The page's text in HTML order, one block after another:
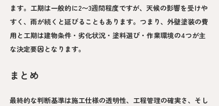
ます。工期は一般的に2〜3週間程度ですが、天候の影響を受けや
すく、雨が続くと延びることもあります。つまり、外壁塗装の費
用と工期は建物条件・劣化状況・塗料選び・作業環境の4つが主
な決定要因となります。
まとめ
最終的な判断基準は施工仕様の透明性、工程管理の確実さ、そし